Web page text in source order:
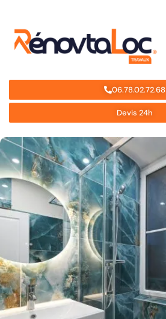
06.78.02.72.68
Devis 24h